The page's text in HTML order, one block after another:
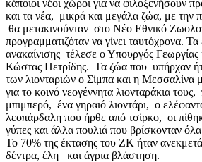
κάποιοι νέοι χώροι για να φιλοξενήσουν
και τα νέα, μικρά και μεγάλα ζώα, με την
θα μετακινούνταν στο Νέο Εθνικό
προγραμματιζόταν να γίνει ταυτόχρονα. Τα
ανακαίνισης τέλεσε ο Υπουργός
Κώστας Πετρίδης. Τα ζώα που υπήρχαν
των λιονταριών ο Σίμπα και η Μεσσαλίνα
για το κοινό νεογέννητα λιονταράκια
μπιμπερό, ένα γηραιό λιοντάρι, ο
λεοπάρδαλη που ήρθε από τσίρκο, οι
γύπες και άλλα πουλιά που βρίσκονταν
Το 70% της έκτασης του ΖΚ ήταν
δέντρα, έλη και άγρια βλάστηση.